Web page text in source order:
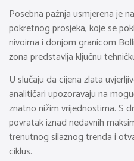
Posebna pažnja usmjerena je
pokretnog prosjeka, koje se
nivoima i donjom granicom
zona predstavlja ključnu
U slučaju da cijena zlata
analitičari upozoravaju na
znatno nižim vrijednostima. S
povratak iznad nedavnih
trenutnog silaznog trenda i
ciklus.